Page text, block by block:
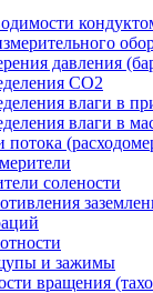
давления
CO2
влаги в
влаги в
потока
солености
и зажимы
вращения